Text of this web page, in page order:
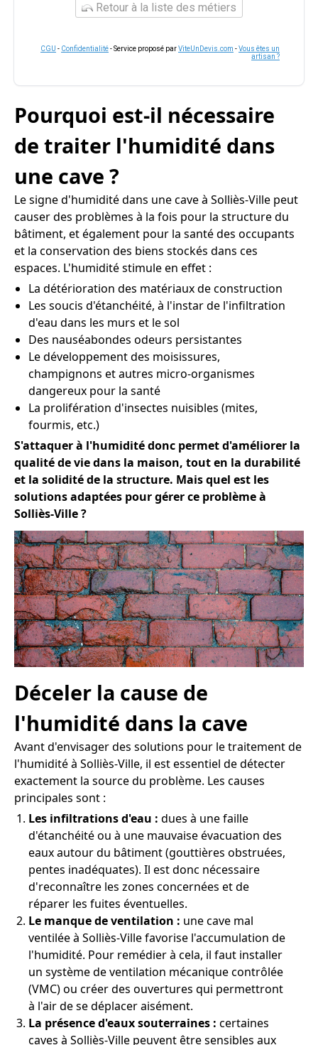
Retour à la liste des métiers
CGU - Confidentialité- Service proposé parViteUnDevis.com -Vous êtes un
artisan ?
Pourquoi est-il nécessaire
de traiter l'humidité dans
une cave ?
Le signe d'humidité dans une cave à Solliès-Ville peut
causer des problèmes à la fois pour la structure du
bâtiment, et également pour la santé des occupants
et la conservation des biens stockés dans ces
espaces. L'humidité stimule en effet :
La détérioration des matériaux de construction
Les soucis d'étanchéité, à l'instar de l'infiltration
d'eau dans les murs et le sol
Des nauséabondes odeurs persistantes
Le développement des moisissures,
champignons et autres micro-organismes
dangereux pour la santé
La prolifération d'insectes nuisibles (mites,
fourmis, etc.)
S'attaquer à l'humidité donc permet d'améliorer la
qualité de vie dans la maison, tout en la durabilité
et la solidité de la structure. Mais quel est les
solutions adaptées pour gérer ce problème à
Solliès-Ville ?
Déceler la cause de
l'humidité dans la cave
Avant d'envisager des solutions pour le traitement de
l'humidité à Solliès-Ville, il est essentiel de détecter
exactement la source du problème. Les causes
principales sont :
Les infiltrations d'eau : dues à une faille
d'étanchéité ou à une mauvaise évacuation des
eaux autour du bâtiment (gouttières obstruées,
pentes inadéquates). Il est donc nécessaire
d'reconnaître les zones concernées et de
réparer les fuites éventuelles.
Le manque de ventilation : une cave mal
ventilée à Solliès-Ville favorise l'accumulation de
l'humidité. Pour remédier à cela, il faut installer
un système de ventilation mécanique contrôlée
(VMC) ou créer des ouvertures qui permettront
à l'air de se déplacer aisément.
La présence d'eaux souterraines : certaines
caves à Solliès-Ville peuvent être sensibles aux